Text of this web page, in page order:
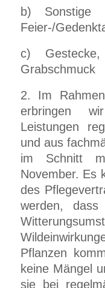
b) Sonstige
Feier-/
c)
Grabschmuck
2. Im
erbringen
Leistungen
und aus
im Schnitt
November. Es
des
werden,
Pflanzen
keine Mängel
sie bei